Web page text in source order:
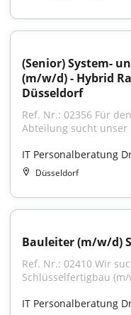
(Senior) System-
(m/w/d) - Hybrid
Düsseldorf
Ref. Nr.: 02356 Für
Abteilung sucht
IT Personalberatung
Düsseldorf
Bauleiter (m/w/d)
Ref. Nr.: 02410 Wir
Schlüsselfertigbau
IT Personalberatung